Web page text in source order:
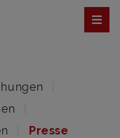
Presse